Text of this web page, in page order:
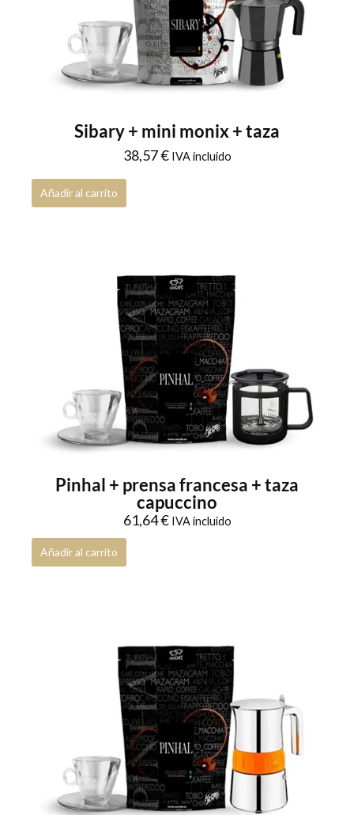
Tarjetas de regalo 0
Packs de regalo 0
Tarjeta de regalo 0
Sibary + mini monix + taza
38,57€ IVA incluido
Añadir al carrito
Pinhal + prensa francesa + taza
capuccino
61,64€ IVA incluido
Añadir al carrito